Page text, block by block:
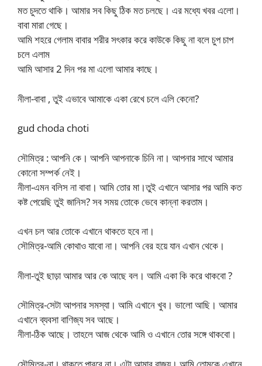
মত চুদতে থাকি। আমার সব কিছু ঠিক মত চলছে। এর মধ্যে খবর এলো।
বাবা মারা গেছে।
আমি শহরে গেলাম বাবার শরীর সৎকার করে কাউকে কিছু না বলে চুপ চাপ
চলে এলাম
আমি আসার 2 দিন পর মা এলো আমার কাছে।
নীলা-বাবা , তুই এভাবে আমাকে একা রেখে চলে এলি কেনো?
gud choda choti
সৌমিত্র : আপনি কে। আপনি আপনাকে চিনি না। আপনার সাথে আমার
কোনো সম্পর্ক নেই।
নীলা-এমন বলিস না বাবা। আমি তোর মা।তুই এখানে আসার পর আমি কত
কষ্ট পেয়েছি তুই জানিস? সব সময় তোকে ভেবে কান্না করতাম।
এখন চল আর তোকে এখানে থাকতে হবে না।
সৌমিত্র-আমি কোথাও যাবো না। আপনি বের হয়ে যান এখান থেকে।
নীলা-তুই ছাড়া আমার আর কে আছে বল। আমি একা কি করে থাকবো ?
সৌমিত্র-সেটা আপনার সমস্যা। আমি এখানে খুব। ভালো আছি। আমার
এখানে ব্যবসা বাণিজ্য সব আছে।
নীলা-ঠিক আছে। তাহলে আজ থেকে আমি ও এখানে তোর সঙ্গে থাকবো।